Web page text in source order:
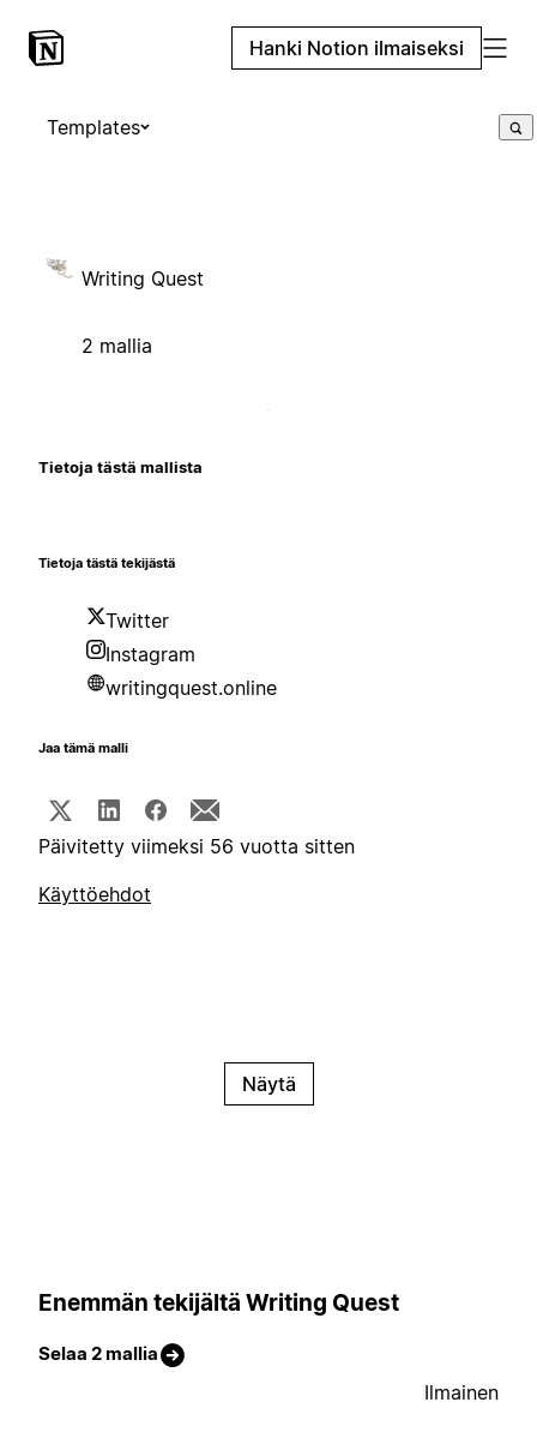
Hanki Notion ilmaiseksi
Templates
Writing Quest
2 mallia
Tietoja tästä mallista
Tietoja tästä tekijästä
Twitter
Instagram
writingquest.online
Jaa tämä malli
Päivitetty viimeksi 56 vuotta sitten
Käyttöehdot
Näytä
Enemmän tekijältä Writing Quest
Selaa 2 mallia
Ilmainen